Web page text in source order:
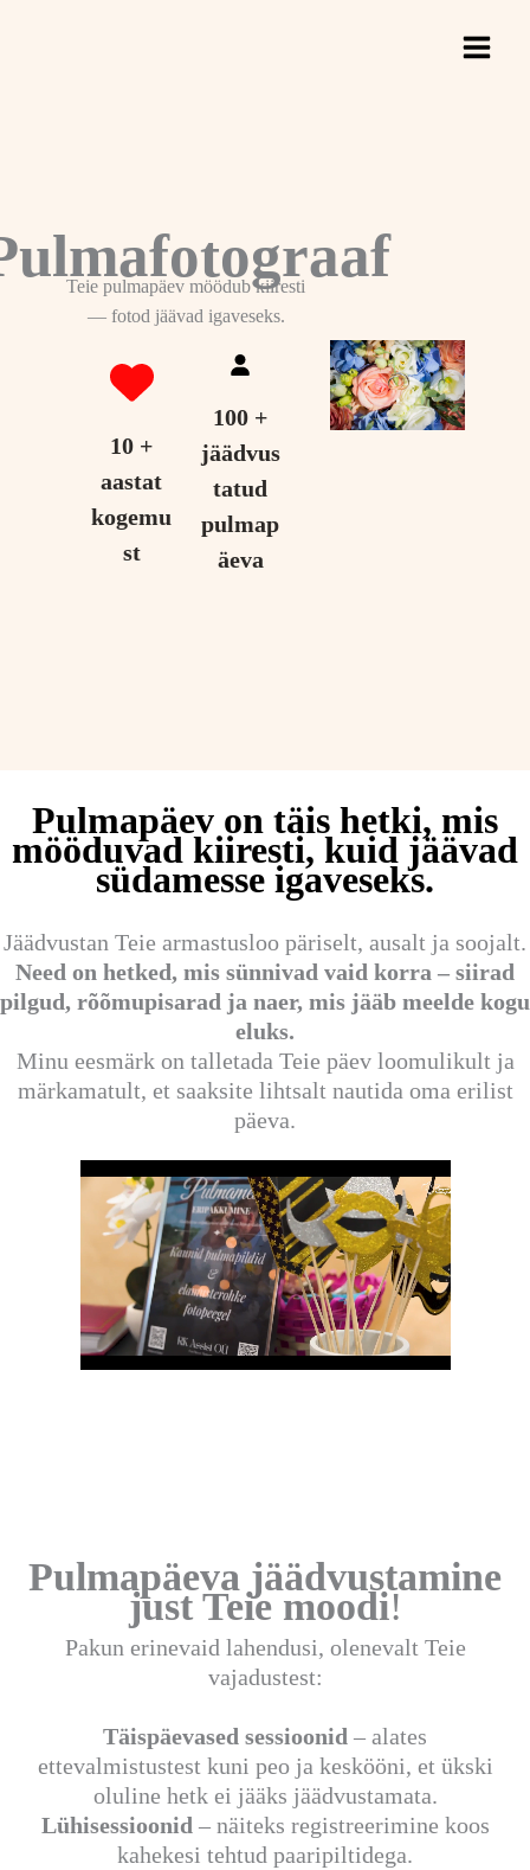
Teie pulmapäev möödub kiiresti
— fotod jäävad igaveseks.
10 +
aastat
kogemu
st
100 +
jäädvus
tatud
pulmap
äeva
Pulmapäev on täis hetki, mis
mööduvad kiiresti, kuid jäävad
südamesse igaveseks.
Jäädvustan Teie armastusloo päriselt, ausalt ja soojalt.
Need on hetked, mis sünnivad vaid korra – siirad
pilgud, rõõmupisarad ja naer, mis jääb meelde kogu
eluks.
Minu eesmärk on talletada Teie päev loomulikult ja
märkamatult, et saaksite lihtsalt nautida oma erilist
päeva.
Pulmapäeva jäädvustamine
just Teie moodi!
Pakun erinevaid lahendusi, olenevalt Teie
vajadustest:
Täispäevased sessioonid – alates
ettevalmistustest kuni peo ja keskööni, et ükski
oluline hetk ei jääks jäädvustamata.
Lühisessioonid – näiteks registreerimine koos
kahekesi tehtud paaripiltidega.